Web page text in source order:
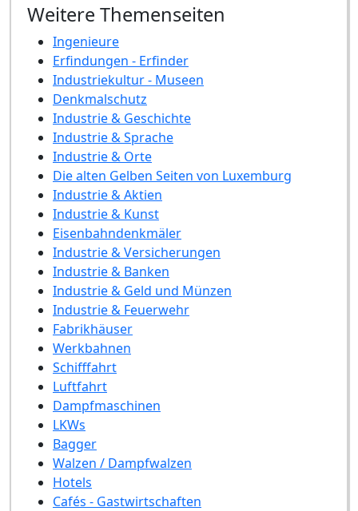
Weitere Themenseiten
Ingenieure
Erfindungen - Erfinder
Industriekultur - Museen
Denkmalschutz
Industrie & Geschichte
Industrie & Sprache
Industrie & Orte
Die alten Gelben Seiten von Luxemburg
Industrie & Aktien
Industrie & Kunst
Eisenbahndenkmäler
Industrie & Versicherungen
Industrie & Banken
Industrie & Geld und Münzen
Industrie & Feuerwehr
Fabrikhäuser
Werkbahnen
Schifffahrt
Luftfahrt
Dampfmaschinen
LKWs
Bagger
Walzen / Dampfwalzen
Hotels
Cafés - Gastwirtschaften